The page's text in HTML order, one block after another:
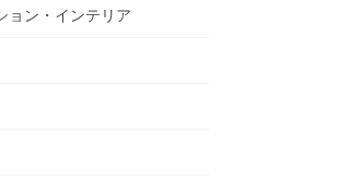
ョン・インテリア